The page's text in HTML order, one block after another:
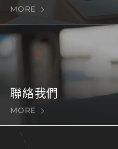
MORE
聯絡我們
MORE